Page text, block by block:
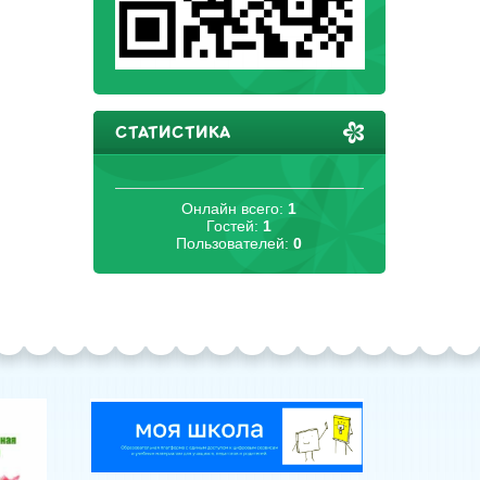
СТАТИСТИКА
Онлайн всего: 1
Гостей: 1
Пользователей:0